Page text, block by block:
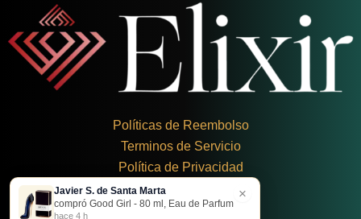
Políticas de Reembolso
Terminos de Servicio
Política de Privacidad
+57 324 248 8379
Javier S. de Santa Marta
compró Good Girl - 80 ml, Eau de Parfum
hace 4 h
×